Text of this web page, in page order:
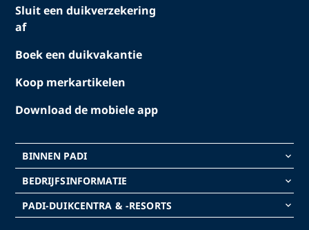
Sluit een duikverzekering
af
Boek een duikvakantie
Koop merkartikelen
Download de mobiele app
BINNEN PADI keyboard_arrow_down
BEDRIJFSINFORMATIE keyboard_arrow_down
PADI-DUIKCENTRA & -RESORTS keyboard_arrow_down